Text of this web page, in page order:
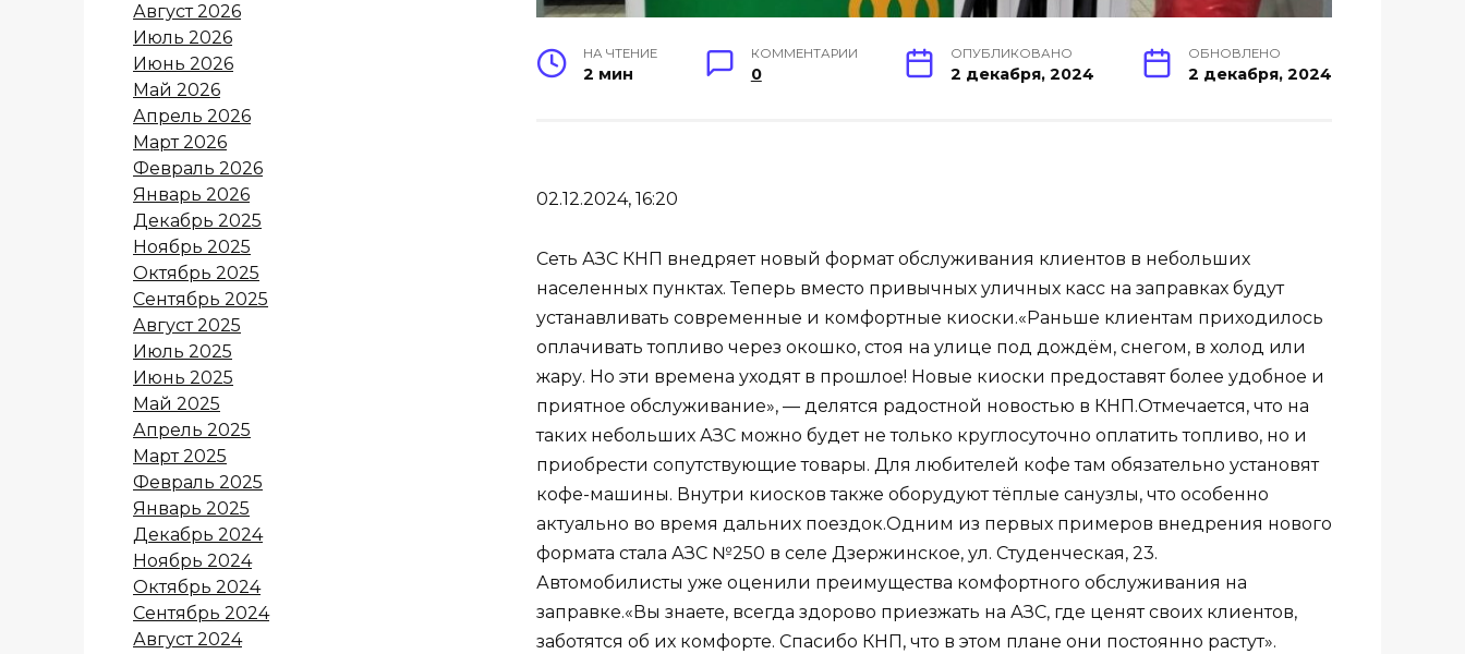
НА ЧТЕНИЕ
2 мин
КОММЕНТАРИИ
0
ОПУБЛИКОВАНО
2 декабря, 2024
ОБНОВЛЕНО
2 декабря, 2024
02.12.2024, 16:20
Сеть АЗС КНП внедряет новый формат обслуживания клиентов в небольших
населенных пунктах. Теперь вместо привычных уличных касс на заправках будут
устанавливать современные и комфортные киоски.«Раньше клиентам приходилось
оплачивать топливо через окошко, стоя на улице под дождём, снегом, в холод или
жару. Но эти времена уходят в прошлое! Новые киоски предоставят более удобное и
приятное обслуживание», — делятся радостной новостью в КНП.Отмечается, что на
таких небольших АЗС можно будет не только круглосуточно оплатить топливо, но и
приобрести сопутствующие товары. Для любителей кофе там обязательно установят
кофе-машины. Внутри киосков также оборудуют тёплые санузлы, что особенно
актуально во время дальних поездок.Одним из первых примеров внедрения нового
формата стала АЗС №250 в селе Дзержинское, ул. Студенческая, 23.
Автомобилисты уже оценили преимущества комфортного обслуживания на
заправке.«Вы знаете, всегда здорово приезжать на АЗС, где ценят своих клиентов,
заботятся об их комфорте. Спасибо КНП, что в этом плане они постоянно растут».
Август 2026
Июль 2026
Июнь 2026
Май 2026
Апрель 2026
Март 2026
Февраль 2026
Январь 2026
Декабрь 2025
Ноябрь 2025
Октябрь 2025
Сентябрь 2025
Август 2025
Июль 2025
Июнь 2025
Май 2025
Апрель 2025
Март 2025
Февраль 2025
Январь 2025
Декабрь 2024
Ноябрь 2024
Октябрь 2024
Сентябрь 2024
Август 2024